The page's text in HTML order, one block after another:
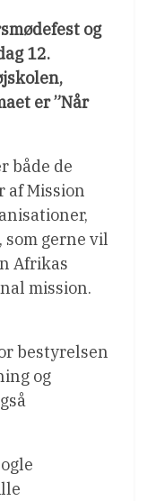
og
12.
er ”Når
både de
af Mission
gerne vil
Afrikas
mission.
bestyrelsen
og